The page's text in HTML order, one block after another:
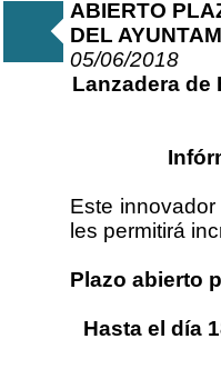
ABIERTO
DEL
05/06/2018
Lanzadera de
Este
les permitirá
Plazo abierto
Hasta el día